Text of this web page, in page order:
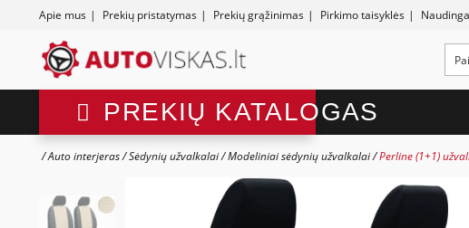
Apie mus | Prekių pristatymas | Prekių grąžinimas | Pirkimo taisyklės |
PREKIŲ KATALOGAS
Auto interjeras Sėdynių užvalkalai Modeliniai sėdynių užvalkalai Perline (1+1)